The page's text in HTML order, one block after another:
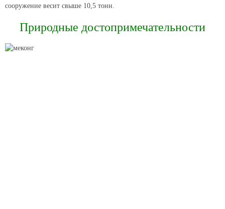
сооружение весит свыше 10,5 тонн.
Природные достопримечательности